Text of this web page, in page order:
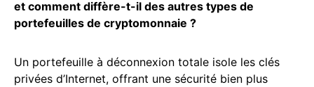
et comment diffère-t-il des autres types de
portefeuilles de cryptomonnaie ?
Un portefeuille à déconnexion totale isole les clés
privées d’Internet, offrant une sécurité bien plus